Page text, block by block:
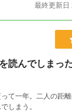
最終更新日
読んでしまっ
て一年。二人の距
しまう。